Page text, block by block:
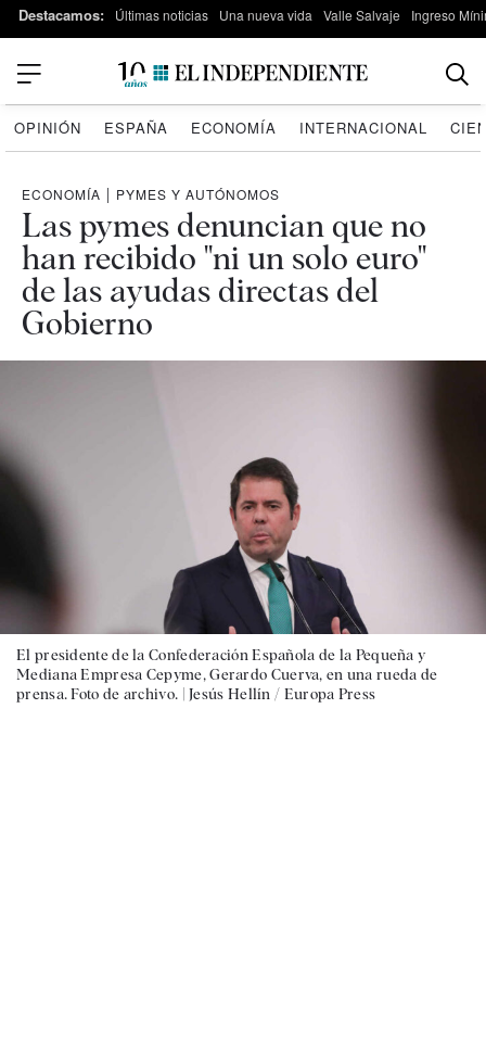
Destacamos: Últimas noticias Una nueva vida Valle Salvaje Ingreso
OPINIÓN ESPAÑA ECONOMÍA INTERNACIONAL
ECONOMÍA | PYMES Y AUTÓNOMOS
Las pymes denuncian que no
han recibido "ni un solo euro"
de las ayudas directas del
Gobierno
El presidente de la Confederación Española de la Pequeña y
Mediana Empresa Cepyme, Gerardo Cuerva, en una rueda de
prensa. Foto de archivo. |Jesús Hellín / Europa Press